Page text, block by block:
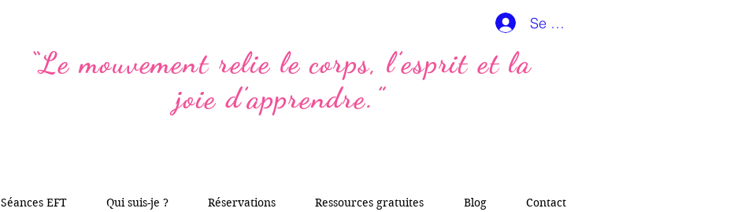
“Le mouvement relie le corps, l’esprit et la
joie d’apprendre.”
Se connecter
Séances EFT Qui suis-je ? Réservations Ressources gratuites Blog Contact